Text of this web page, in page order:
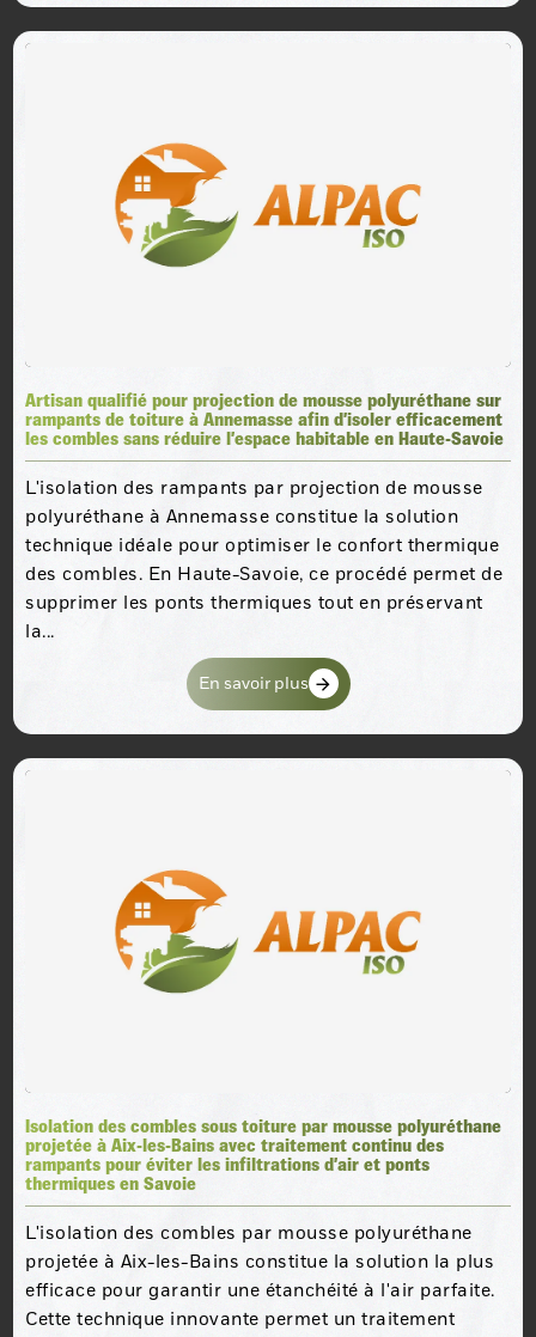
Artisan qualifié pour projection de mousse polyuréthane sur
rampants de toiture à Annemasse afin d’isoler efficacement
les combles sans réduire l’espace habitable en Haute-Savoie
L'isolation des rampants par projection de mousse
polyuréthane à Annemasse constitue la solution
technique idéale pour optimiser le confort thermique
des combles. En Haute-Savoie, ce procédé permet de
supprimer les ponts thermiques tout en préservant
la...
En savoir plus
Isolation des combles sous toiture par mousse polyuréthane
projetée à Aix-les-Bains avec traitement continu des
rampants pour éviter les infiltrations d’air et ponts
thermiques en Savoie
L'isolation des combles par mousse polyuréthane
projetée à Aix-les-Bains constitue la solution la plus
efficace pour garantir une étanchéité à l'air parfaite.
Cette technique innovante permet un traitement